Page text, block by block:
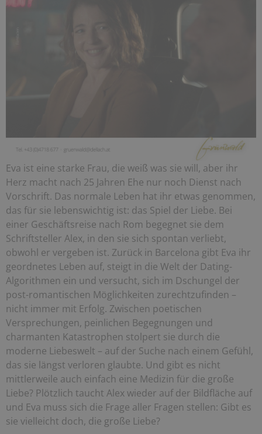
Eva ist eine starke Frau, die weiß was sie will, aber ihr
Herz macht nach 25 Jahren Ehe nur noch Dienst nach
Vorschrift. Das normale Leben hat ihr etwas genommen,
das für sie lebenswichtig ist: das Spiel der Liebe. Bei
einer Geschäftsreise nach Rom begegnet sie dem
Schriftsteller Alex, in den sie sich spontan verliebt,
obwohl er vergeben ist. Zurück in Barcelona gibt Eva ihr
geordnetes Leben auf, steigt in die Welt der Dating-
Algorithmen ein und versucht, sich im Dschungel der
post-romantischen Möglichkeiten zurechtzufinden –
nicht immer mit Erfolg. Zwischen poetischen
Versprechungen, peinlichen Begegnungen und
charmanten Katastrophen stolpert sie durch die
moderne Liebeswelt – auf der Suche nach einem Gefühl,
das sie längst verloren glaubte. Und gibt es nicht
mittlerweile auch einfach eine Medizin für die große
Liebe? Plötzlich taucht Alex wieder auf der Bildfläche auf
und Eva muss sich die Frage aller Fragen stellen: Gibt es
sie vielleicht doch, die große Liebe?